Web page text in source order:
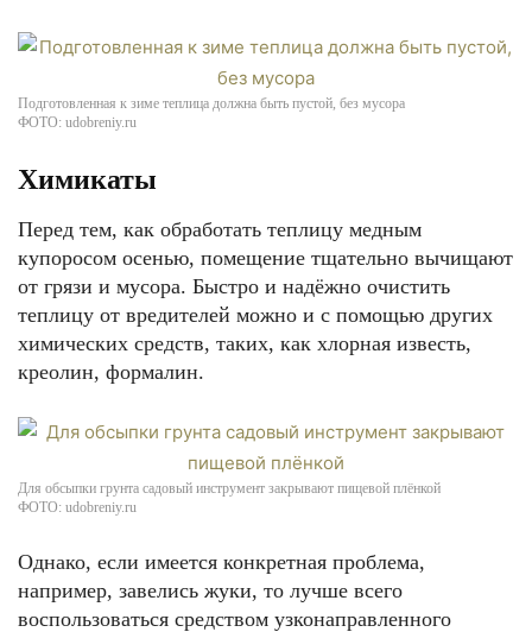
Подготовленная к зиме теплица должна быть пустой, без мусора
ФОТО: udobreniy.ru
Химикаты
Перед тем, как обработать теплицу медным
купоросом осенью, помещение тщательно вычищают
от грязи и мусора. Быстро и надёжно очистить
теплицу от вредителей можно и с помощью других
химических средств, таких, как хлорная известь,
креолин, формалин.
Для обсыпки грунта садовый инструмент закрывают пищевой плёнкой
ФОТО: udobreniy.ru
Однако, если имеется конкретная проблема,
например, завелись жуки, то лучше всего
воспользоваться средством узконаправленного